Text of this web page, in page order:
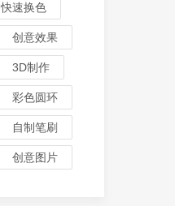
快速换色
创意效果
3D制作
彩色圆环
自制笔刷
创意图片